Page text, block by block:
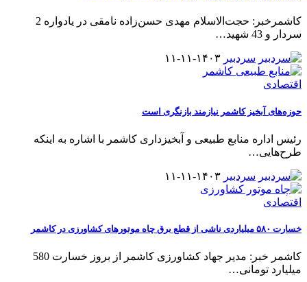
کاشمرخبر: حجت‌الاسلام مهدی حسن‌زاده نامقی در یادواره 2
سردار و 43 شهید
…
سردبیر ۱۴۰۳-۱۱-۱۱
اقتصادی
حوزه‌های آبخیز کاشمر نیازمند بازنگری است
رئیس اداره منابع طبیعی و آبخیزداری کاشمر با اشاره به اینکه
طرح‌هایی…
سردبیر ۱۴۰۳-۱۱-۱۱
اقتصادی
خسارت ۵۸۰ میلیاردی ناشی از قطع برق چاه موتورهای کشاورزی در کاشمر
کاشمر خبر: مدیر جهاد کشاورزی کاشمر از بروز خسارت 580
میلیارد تومانی…